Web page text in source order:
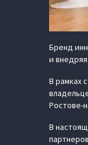
Бренд
и
В рамках
Ростове-
В